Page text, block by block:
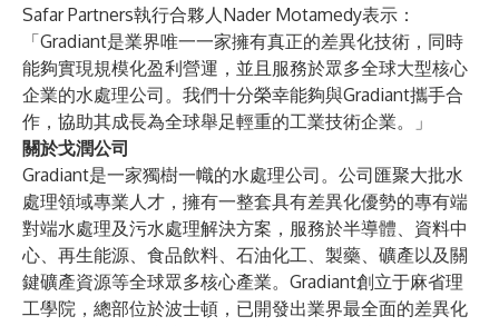
Safar Partners執行合夥人Nader Motamedy表示：
「Gradiant是業界唯一一家擁有真正的差異化技術，同時
能夠實現規模化盈利營運，並且服務於眾多全球大型核心
企業的水處理公司。我們十分榮幸能夠與Gradiant攜手合
作，協助其成長為全球舉足輕重的工業技術企業。」
關於戈潤公司
Gradiant是一家獨樹一幟的水處理公司。公司匯聚大批水
處理領域專業人才，擁有一整套具有差異化優勢的專有端
對端水處理及污水處理解決方案，服務於半導體、資料中
心、再生能源、食品飲料、石油化工、製藥、礦產以及關
鍵礦產資源等全球眾多核心產業。Gradiant創立于麻省理
工學院，總部位於波士頓，已開發出業界最全面的差異化